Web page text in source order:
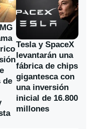
de
Tesla y SpaceX
levantarán una
fábrica de chips
gigantesca con
una inversión
inicial de 16.800
millones